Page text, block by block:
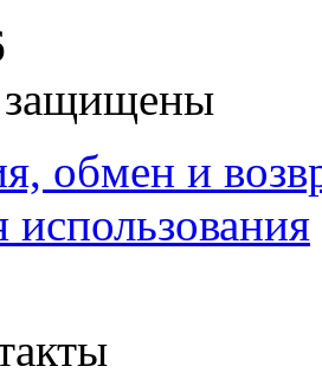
защищены
обмен и
использования